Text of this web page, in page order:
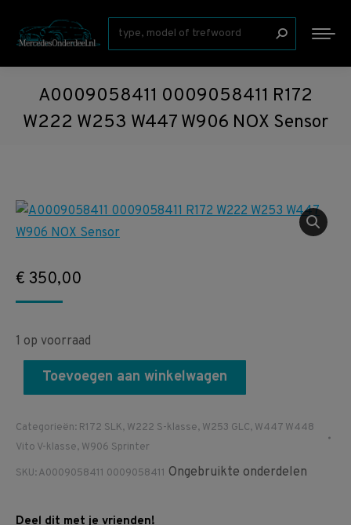
Zoeken:
A0009058411 0009058411 R172
W222 W253 W447 W906 NOX Sensor
€ 350,00
1 op voorraad
Toevoegen aan winkelwagen
Categorieën: R172 SLK, W222 S-klasse, W253 GLC, W447 W448
Vito V-klasse, W906 Sprinter
SKU:A0009058411 0009058411 Ongebruikte onderdelen
Deel dit met je vrienden!